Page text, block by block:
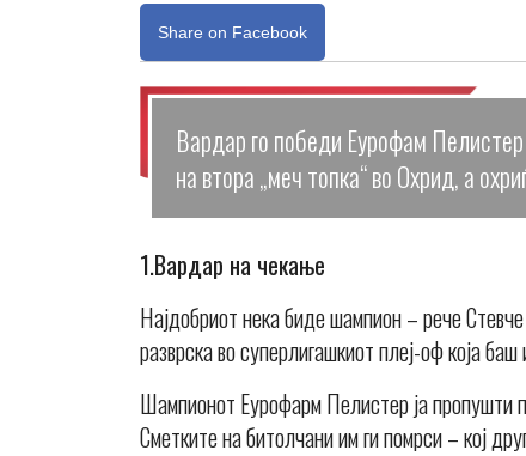
Share on Facebook
Вардар го победи Еурофам
на втора „меч топка“ во Охрид, а
1.Вардар на чекање
Најдобриот нека биде шампион – рече
разврска во суперлигашкиот плеј-оф која
Шампионот Еурофарм Пелистер ја пропушти
Сметките на битолчани им ги помрси – кој